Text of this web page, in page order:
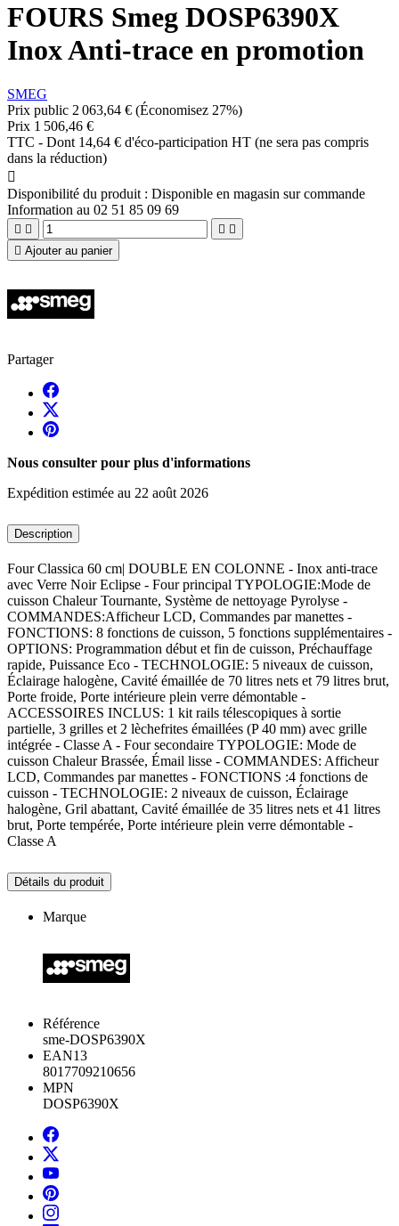
FOURS Smeg DOSP6390X
Inox Anti-trace en promotion
SMEG
Prix public 2 063,64 € (Économisez 27%)
Prix 1 506,46 €
TTC - Dont 14,64 € d'éco-participation HT (ne sera pas compris
dans la réduction)

Disponibilité du produit : Disponible en magasin sur commande
Information au 02 51 85 09 69
   
 Ajouter au panier
Partager
Nous consulter pour plus d'informations
Expédition estimée au 22 août 2026
Description
Four Classica 60 cm| DOUBLE EN COLONNE - Inox anti-trace
avec Verre Noir Eclipse - Four principal TYPOLOGIE:Mode de
cuisson Chaleur Tournante, Système de nettoyage Pyrolyse -
COMMANDES:Afficheur LCD, Commandes par manettes -
FONCTIONS: 8 fonctions de cuisson, 5 fonctions supplémentaires -
OPTIONS: Programmation début et fin de cuisson, Préchauffage
rapide, Puissance Eco - TECHNOLOGIE: 5 niveaux de cuisson,
Éclairage halogène, Cavité émaillée de 70 litres nets et 79 litres brut,
Porte froide, Porte intérieure plein verre démontable -
ACCESSOIRES INCLUS: 1 kit rails télescopiques à sortie
partielle, 3 grilles et 2 lèchefrites émaillées (P 40 mm) avec grille
intégrée - Classe A - Four secondaire TYPOLOGIE: Mode de
cuisson Chaleur Brassée, Émail lisse - COMMANDES: Afficheur
LCD, Commandes par manettes - FONCTIONS :4 fonctions de
cuisson - TECHNOLOGIE: 2 niveaux de cuisson, Éclairage
halogène, Gril abattant, Cavité émaillée de 35 litres nets et 41 litres
brut, Porte tempérée, Porte intérieure plein verre démontable -
Classe A
Détails du produit
Marque
Référence
sme-DOSP6390X
EAN13
8017709210656
MPN
DOSP6390X